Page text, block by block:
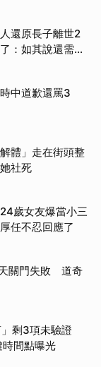
還原長子離世2
：如其說還需要
中道歉還罵3
體」走在街頭整
社死
歲女友爆當小三
任不忍回應了
關門失敗 道奇
剩3項未驗證
間點曝光